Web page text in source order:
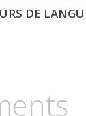
DE